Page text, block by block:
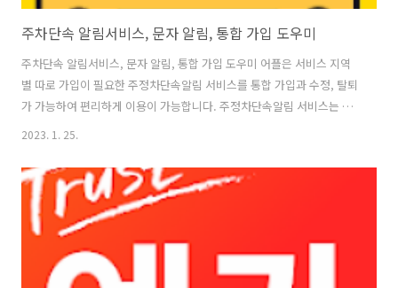
주차단속 알림서비스, 문자 알림, 통합 가입 도우미
주차단속 알림서비스, 문자 알림, 통합 가입 도우미 어플은 서비스 지역
별 따로 가입이 필요한 주정차단속알림 서비스를 통합 가입과 수정, 탈퇴
가 가능하여 편리하게 이용이 가능합니다. 주정차단속알림 서비스는 불
법주정차지역의 차량에 대한 CCTV(고정식,이동식)의 단속내용이 신청
메시지를 발송하여 차량의 신속한 자진 이동을 유도하고, 주정차 질서를
정착시켜주는 솔루션입니다. 주정차단속알림 서비스를 지역별 따로 가
입해야 하는 이유는 서비스되는 지자체별 핸드폰번호에 대한 개인정보
보호에 대한 책임문제와 지자체 비해당가입자에 대한 발송비용 증가에
대한 부담으로 한 곳에서 가입하더라도 전국적으로 혜택을 받을 수 없습
니다. 그래서, 불편하시더라도 수혜받고자..
2023. 1. 25.